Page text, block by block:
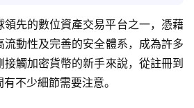
領先的數位資產交易平台之一，憑藉
動性及完善的安全體系，成為許多
觸加密貨幣的新手來說，從註冊到
不少細節需要注意。